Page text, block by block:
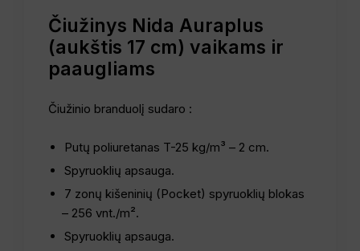
Čiužinys Nida Auraplus
(aukštis 17 cm) vaikams ir
paaugliams
Čiužinio branduolį sudaro :
Putų poliuretanas T-25 kg/m³ – 2 cm.
Spyruoklių apsauga.
7 zonų kišeninių (Pocket) spyruoklių blokas
– 256 vnt./m².
Spyruoklių apsauga.